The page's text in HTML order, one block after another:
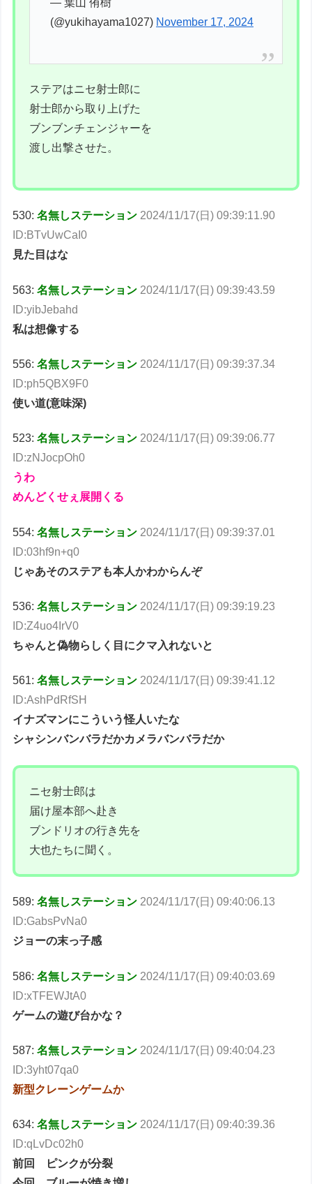
— 葉山 侑樹
(@yukihayama1027) November 17, 2024
ステアはニセ射士郎に
射士郎から取り上げた
ブンブンチェンジャーを
渡し出撃させた。
530:名無しステーション 2024/11/17(日) 09:39:11.90
ID:BTvUwCaI0
見た目はな
563:名無しステーション 2024/11/17(日) 09:39:43.59
ID:yibJebahd
私は想像する
556:名無しステーション 2024/11/17(日) 09:39:37.34
ID:ph5QBX9F0
使い道(意味深)
523:名無しステーション 2024/11/17(日) 09:39:06.77
ID:zNJocpOh0
うわ
めんどくせぇ展開くる
554:名無しステーション 2024/11/17(日) 09:39:37.01
ID:03hf9n+q0
じゃあそのステアも本人かわからんぞ
536:名無しステーション 2024/11/17(日) 09:39:19.23
ID:Z4uo4IrV0
ちゃんと偽物らしく目にクマ入れないと
561:名無しステーション 2024/11/17(日) 09:39:41.12
ID:AshPdRfSH
イナズマンにこういう怪人いたな
シャシンバンバラだかカメラバンバラだか
ニセ射士郎は
届け屋本部へ赴き
ブンドリオの行き先を
大也たちに聞く。
589:名無しステーション 2024/11/17(日) 09:40:06.13
ID:GabsPvNa0
ジョーの末っ子感
586:名無しステーション 2024/11/17(日) 09:40:03.69
ID:xTFEWJtA0
ゲームの遊び台かな？
587:名無しステーション 2024/11/17(日) 09:40:04.23
ID:3yht07qa0
新型クレーンゲームか
634:名無しステーション 2024/11/17(日) 09:40:39.36
ID:qLvDc02h0
前回 ピンクが分裂